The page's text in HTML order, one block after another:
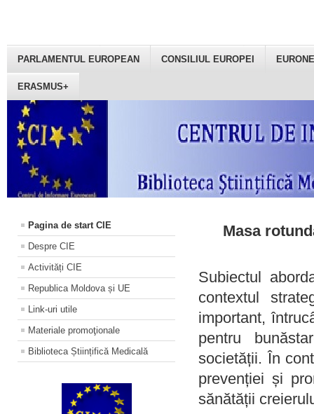
PARLAMENTUL EUROPEAN CONSILIUL EUROPEI
ERASMUS+
Pagina de start CIE
Despre CIE
Activități CIE
Republica Moldova și UE
Link-uri utile
Materiale promoţionale
Biblioteca Științifică Medicală
Masa
Subiectul
contextul
important,
pentru
societății. În
prevenției și
sănătății